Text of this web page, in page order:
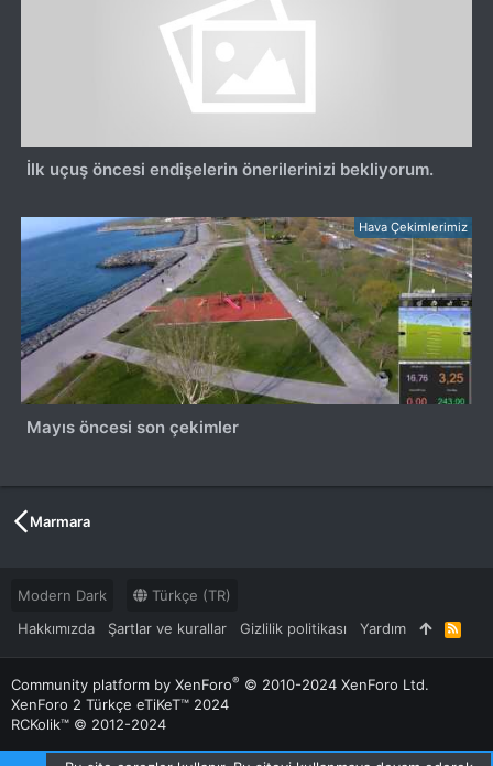
İlk uçuş öncesi endişelerin önerilerinizi bekliyorum.
Hava Çekimlerimiz
Mayıs öncesi son çekimler
Marmara
Modern Dark
Türkçe (TR)
Hakkımızda
Şartlar ve kurallar Gizlilik politikası Yardım
R
S
S
Community platform by XenForo® © 2010-2024 XenForo Ltd.
XenForo 2 Türkçe eTiKeT™ 2024
RCKolik™ © 2012-2024